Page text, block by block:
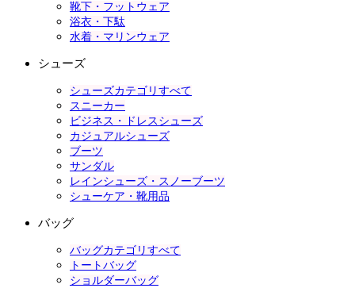
靴下・フットウェア
浴衣・下駄
水着・マリンウェア
シューズ
シューズカテゴリすべて
スニーカー
ビジネス・ドレスシューズ
カジュアルシューズ
ブーツ
サンダル
レインシューズ・スノーブーツ
シューケア・靴用品
バッグ
バッグカテゴリすべて
トートバッグ
ショルダーバッグ